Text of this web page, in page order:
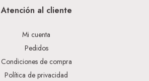
Atención al cliente
Mi cuenta
Pedidos
Condiciones de compra
Política de privacidad